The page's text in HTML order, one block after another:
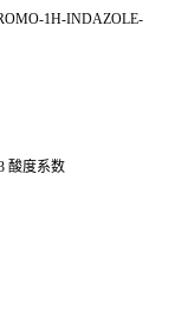
1H-INDAZOLE-
酸度系数